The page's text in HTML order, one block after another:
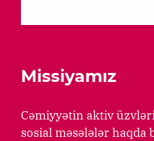
Missiyamız
Cəmiyyətin aktiv
sosial məsələlər